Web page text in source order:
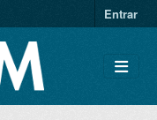
Entrar